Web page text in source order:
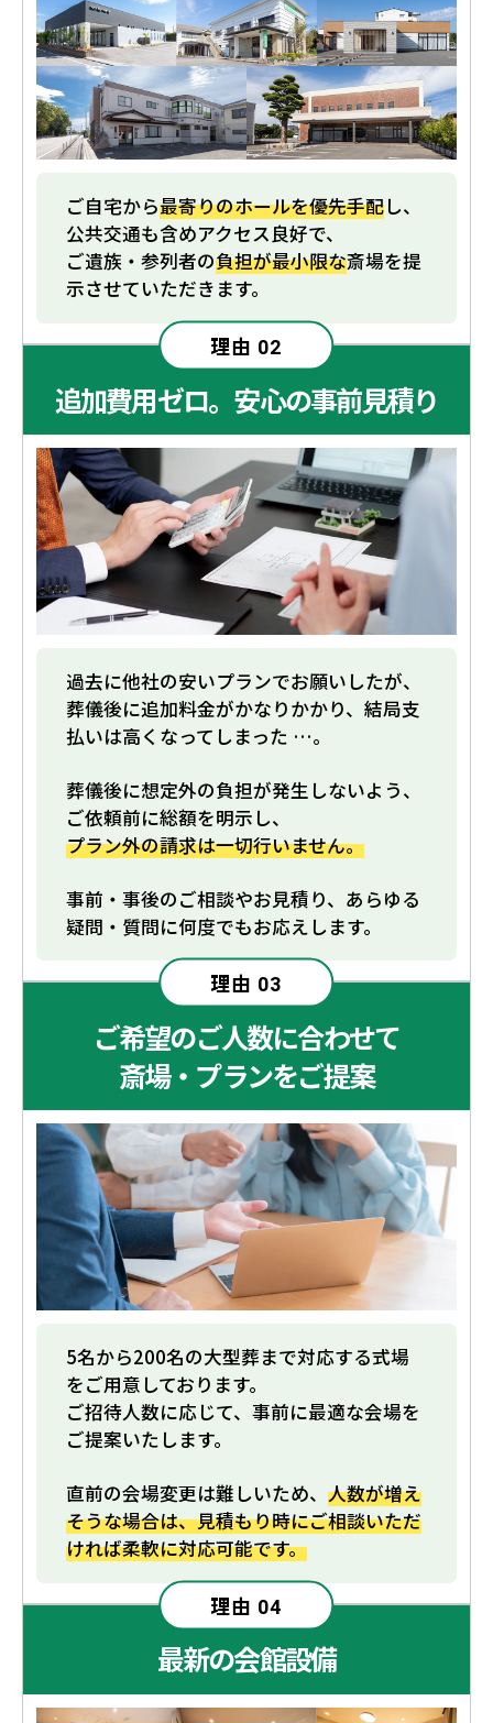
ご自宅から最寄りのホールを優先手配し、
公共交通も含めアクセス良好で、
ご遺族・参列者の負担が最小限な斎場を提
示させていただきます。
理由 02
追加費用ゼロ。安心の事前見積り
過去に他社の安いプランでお願いしたが、
葬儀後に追加料金がかなりかかり、結局支
払いは高くなってしまった …。
葬儀後に想定外の負担が発生しないよう、
ご依頼前に総額を明示し、
プラン外の請求は一切行いません。
事前・事後のご相談やお見積り、あらゆる
疑問・質問に何度でもお応えします。
理由 03
ご希望のご人数に合わせて
斎場・プランをご提案
5名から200名の大型葬まで対応する式場
をご用意しております。
ご招待人数に応じて、事前に最適な会場を
ご提案いたします。
直前の会場変更は難しいため、人数が増え
そうな場合は、見積もり時にご相談いただ
ければ柔軟に対応可能です。
理由 04
最新の会館設備